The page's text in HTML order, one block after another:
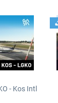
- Kos Intl